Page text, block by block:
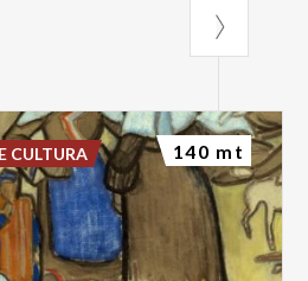
CULTURA 140 mt